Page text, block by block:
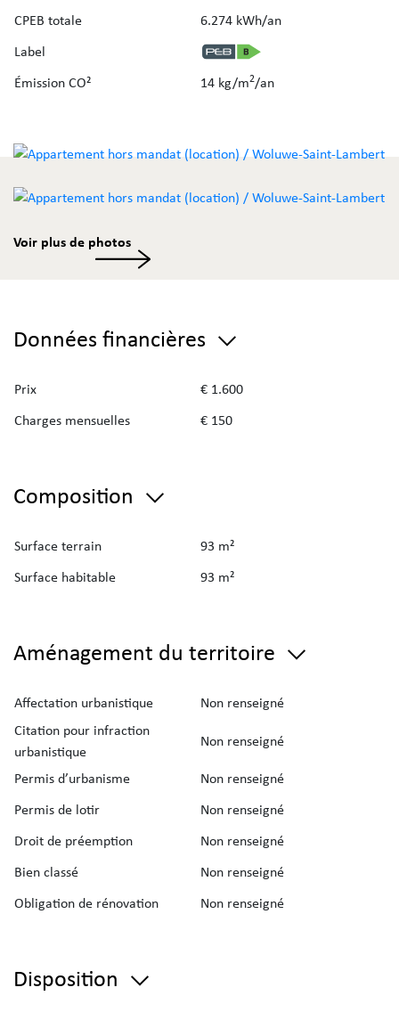
CPEB totale
6.274 kWh/an
Label
Émission CO²
14 kg/m2/an
Voir plus de photos
Données financières
Prix
€ 1.600
Charges mensuelles
€ 150
Composition
Surface terrain
93 m²
Surface habitable
93 m²
Aménagement du territoire
Affectation urbanistique
Non renseigné
Citation pour infraction
urbanistique
Non renseigné
Permis d’urbanisme
Non renseigné
Permis de lotir
Non renseigné
Droit de préemption
Non renseigné
Bien classé
Non renseigné
Obligation de rénovation
Non renseigné
Disposition